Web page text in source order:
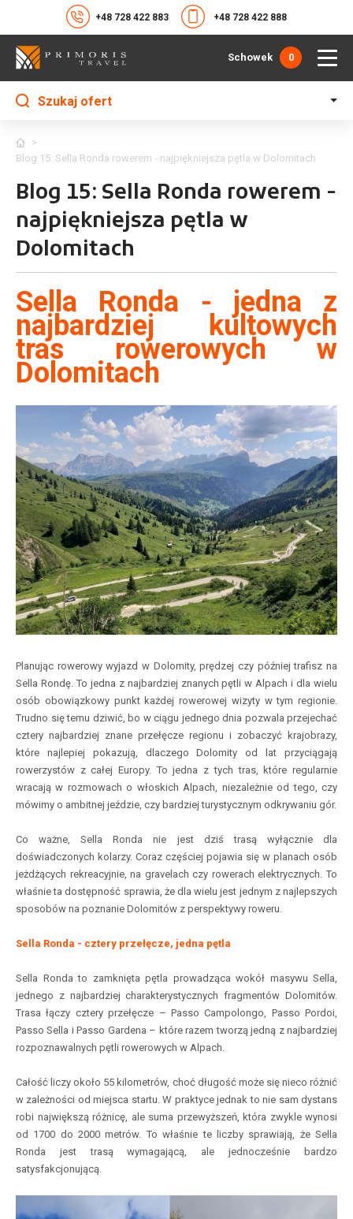
+48 728 422 883 +48 728 422 888
Schowek 0
Szukaj ofert
>
Blog 15: Sella Ronda rowerem - najpiękniejsza pętla w Dolomitach
Blog 15: Sella Ronda rowerem -
najpiękniejsza pętla w
Dolomitach
Sella Ronda - jedna z
najbardziej kultowych
tras rowerowych w
Dolomitach
Planując rowerowy wyjazd w Dolomity, prędzej czy później trafisz na
Sella Rondę. To jedna z najbardziej znanych pętli w Alpach i dla wielu
osób obowiązkowy punkt każdej rowerowej wizyty w tym regionie.
Trudno się temu dziwić, bo w ciągu jednego dnia pozwala przejechać
cztery najbardziej znane przełęcze regionu i zobaczyć krajobrazy,
które najlepiej pokazują, dlaczego Dolomity od lat przyciągają
rowerzystów z całej Europy. To jedna z tych tras, które regularnie
wracają w rozmowach o włoskich Alpach, niezależnie od tego, czy
mówimy o ambitnej jeździe, czy bardziej turystycznym odkrywaniu gór.
Co ważne, Sella Ronda nie jest dziś trasą wyłącznie dla
doświadczonych kolarzy. Coraz częściej pojawia się w planach osób
jeżdżących rekreacyjnie, na gravelach czy rowerach elektrycznych. To
właśnie ta dostępność sprawia, że dla wielu jest jednym z najlepszych
sposobów na poznanie Dolomitów z perspektywy roweru.
Sella Ronda - cztery przełęcze, jedna pętla
Sella Ronda to zamknięta pętla prowadząca wokół masywu Sella,
jednego z najbardziej charakterystycznych fragmentów Dolomitów.
Trasa łączy cztery przełęcze – Passo Campolongo, Passo Pordoi,
Passo Sella i Passo Gardena – które razem tworzą jedną z najbardziej
rozpoznawalnych pętli rowerowych w Alpach.
Całość liczy około 55 kilometrów, choć długość może się nieco różnić
w zależności od miejsca startu. W praktyce jednak to nie sam dystans
robi największą różnicę, ale suma przewyższeń, która zwykle wynosi
od 1700 do 2000 metrów. To właśnie te liczby sprawiają, że Sella
Ronda jest trasą wymagającą, ale jednocześnie bardzo
satysfakcjonującą.